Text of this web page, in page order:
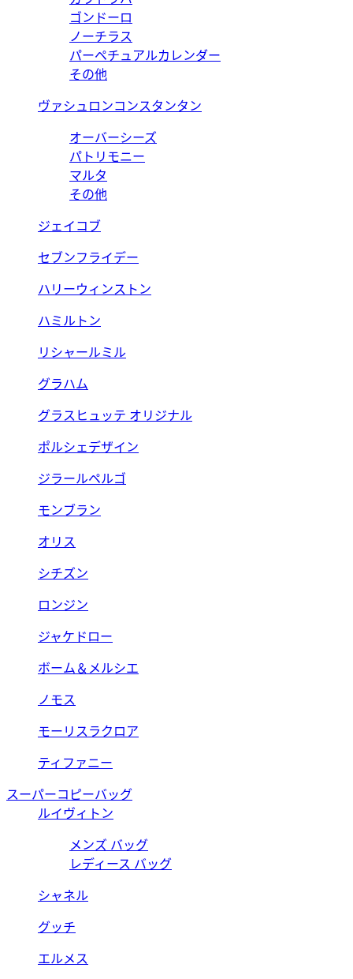
ゴンドーロ
ノーチラス
パーペチュアルカレンダー
その他
ヴァシュロンコンスタンタン
オーバーシーズ
パトリモニー
マルタ
その他
ジェイコブ
セブンフライデー
ハリーウィンストン
ハミルトン
リシャールミル
グラハム
グラスヒュッテ オリジナル
ポルシェデザイン
ジラールペルゴ
モンブラン
オリス
シチズン
ロンジン
ジャケドロー
ボーム＆メルシエ
ノモス
モーリスラクロア
ティファニー
スーパーコピーバッグ
ルイヴィトン
メンズ バッグ
レディース バッグ
シャネル
グッチ
エルメス